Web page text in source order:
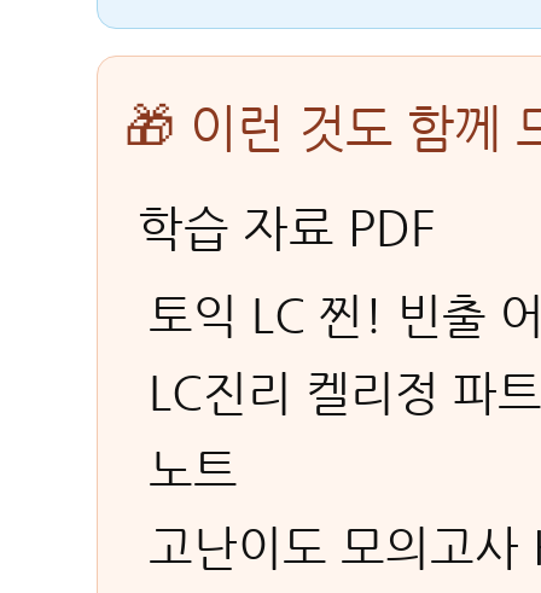
🎁 이런 것도 함께
학습 자료 PDF
토익 LC 찐! 빈출
LC진리 켈리정 파
노트
고난이도 모의고